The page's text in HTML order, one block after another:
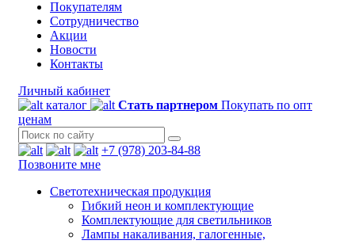
Покупателям
Сотрудничество
Акции
Новости
Контакты
Личный кабинет
каталог
Стать партнером Покупать по опт
ценам
+7 (978) 203-84-88
Позвоните мне
Светотехническая продукция
Гибкий неон и комплектующие
Комплектующие для светильников
Лампы накаливания, галогенные,